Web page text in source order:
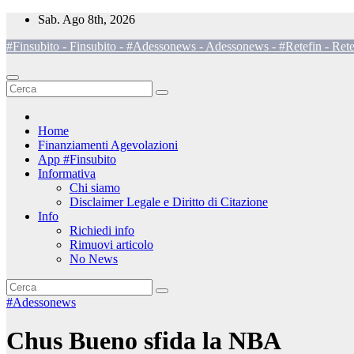
Salta
contenuto
Sab. Ago 8th, 2026
#Finsubito - Finsubito - #Adessonews - Adessonews - #Retefin -
Home
Finanziamenti Agevolazioni
App #Finsubito
Informativa
Chi siamo
Disclaimer Legale e Diritto di Citazione
Info
Richiedi info
Rimuovi articolo
No News
#Adessonews
Chus Bueno sfida la NBA